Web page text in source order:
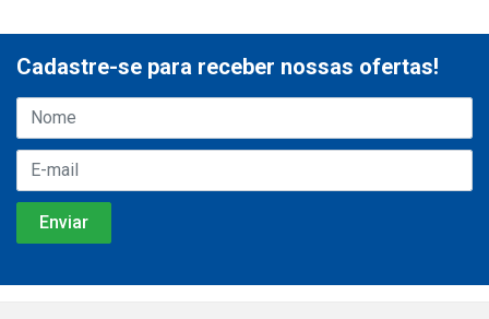
Cadastre-se para receber nossas ofertas!